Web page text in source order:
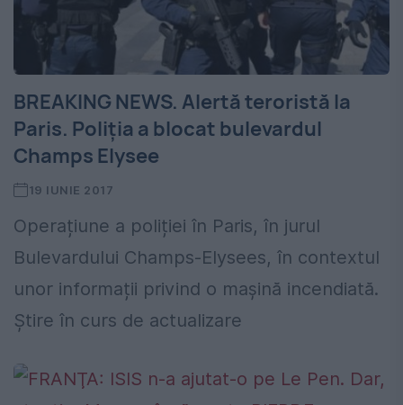
BREAKING NEWS. Alertă teroristă la
Paris. Poliția a blocat bulevardul
Champs Elysee
19 IUNIE 2017
Operațiune a poliției în Paris, în jurul
Bulevardului Champs-Elysees, în contextul
unor informații privind o mașină incendiată.
Știre în curs de actualizare